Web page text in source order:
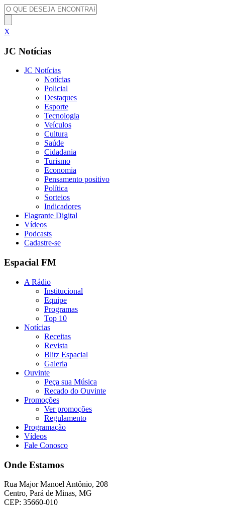
X
JC Notícias
JC Notícias
Notícias
Policial
Destaques
Esporte
Tecnologia
Veículos
Cultura
Saúde
Cidadania
Turismo
Economia
Pensamento positivo
Política
Sorteios
Indicadores
Flagrante Digital
Vídeos
Podcasts
Cadastre-se
Espacial FM
A Rádio
Institucional
Equipe
Programas
Top 10
Notícias
Receitas
Revista
Blitz Espacial
Galeria
Ouvinte
Peça sua Música
Recado do Ouvinte
Promoções
Ver promoções
Regulamento
Programação
Vídeos
Fale Conosco
Onde Estamos
Rua Major Manoel Antônio, 208
Centro, Pará de Minas, MG
CEP: 35660-010